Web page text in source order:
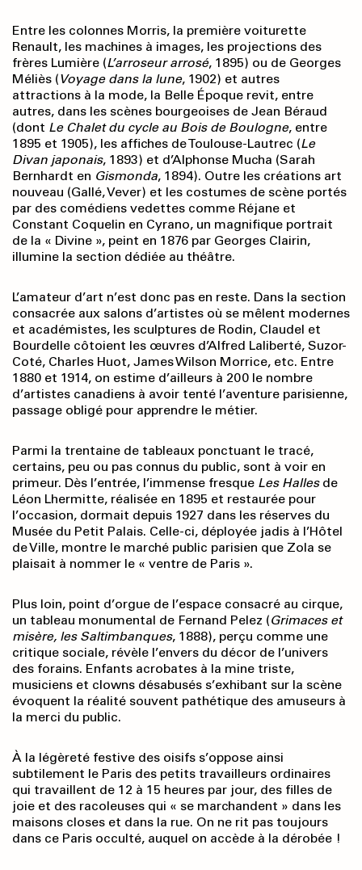
Entre les colonnes Morris, la première voiturette
Renault, les machines à images, les projections des
frères Lumière (L’arroseur arrosé, 1895) ou de Georges
Méliès (Voyage dans la lune, 1902) et autres
attractions à la mode, la Belle Époque revit, entre
autres, dans les scènes bourgeoises de Jean Béraud
(dont Le Chalet du cycle au Bois de Boulogne, entre
1895 et 1905), les affiches de Toulouse-Lautrec (Le
Divan japonais, 1893) et d’Alphonse Mucha (Sarah
Bernhardt en Gismonda, 1894). Outre les créations art
nouveau (Gallé, Vever) et les costumes de scène portés
par des comédiens vedettes comme Réjane et
Constant Coquelin en Cyrano, un magnifique portrait
de la « Divine », peint en 1876 par Georges Clairin,
illumine la section dédiée au théâtre.
L’amateur d’art n’est donc pas en reste. Dans la section
consacrée aux salons d’artistes où se mêlent modernes
et académistes, les sculptures de Rodin, Claudel et
Bourdelle côtoient les œuvres d’Alfred Laliberté, Suzor-
Coté, Charles Huot, James Wilson Morrice, etc. Entre
1880 et 1914, on estime d’ailleurs à 200 le nombre
d’artistes canadiens à avoir tenté l’aventure parisienne,
passage obligé pour apprendre le métier.
Parmi la trentaine de tableaux ponctuant le tracé,
certains, peu ou pas connus du public, sont à voir en
primeur. Dès l’entrée, l’immense fresque Les Hallesde
Léon Lhermitte, réalisée en 1895 et restaurée pour
l’occasion, dormait depuis 1927 dans les réserves du
Musée du Petit Palais. Celle-ci, déployée jadis à l’Hôtel
de Ville, montre le marché public parisien que Zola se
plaisait à nommer le « ventre de Paris ».
Plus loin, point d’orgue de l’espace consacré au cirque,
un tableau monumental de Fernand Pelez (Grimaces et
misère, les Saltimbanques, 1888), perçu comme une
critique sociale, révèle l’envers du décor de l’univers
des forains. Enfants acrobates à la mine triste,
musiciens et clowns désabusés s’exhibant sur la scène
évoquent la réalité souvent pathétique des amuseurs à
la merci du public.
À la légèreté festive des oisifs s’oppose ainsi
subtilement le Paris des petits travailleurs ordinaires
qui travaillent de 12 à 15 heures par jour, des filles de
joie et des racoleuses qui « se marchandent » dans les
maisons closes et dans la rue. On ne rit pas toujours
dans ce Paris occulté, auquel on accède à la dérobée !